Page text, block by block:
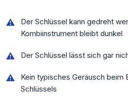
Der Schlüssel kann gedreht
Kombiinstrument bleibt dunkel
Der Schlüssel lässt sich gar
Kein typisches Geräusch beim
Schlüssels